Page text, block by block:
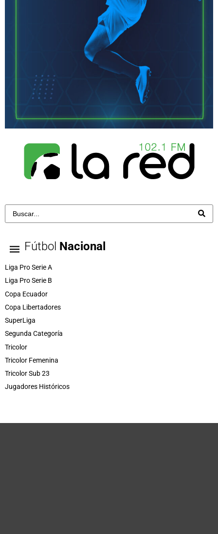
Fútbol Nacional
Liga Pro Serie A
Liga Pro Serie B
Copa Ecuador
Copa Libertadores
SuperLiga
Segunda Categoría
Tricolor
Tricolor Femenina
Tricolor Sub 23
Jugadores Históricos